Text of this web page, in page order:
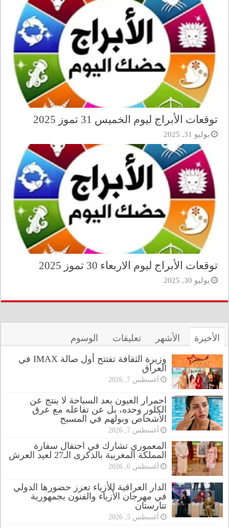
توقعات الأبراج ليوم الخميس 31 تموز 2025
يوليو 31, 2025
توقعات الأبراج ليوم الاربعاء 30 تموز 2025
يوليو 30, 2025
الأخيرة الأشهر تعليقات الوسوم
وزيرة الثقافة تفتتح أول صالة IMAX في
العراق
أغسطس 7, 2026
احمرار العيون بعد السباحة لا ينتج عن
الكلور وحده، بل عن تفاعله مع عرق
الأشخاص وبولهم في المسبح
أغسطس 7, 2026
المعموري تشارك في احتفال سفارة
المملكة المغربية بالذكرى الـ27 لعيد العرش
أغسطس 6, 2026
الدار العراقية للأزياء تعزز حضورها الدولي
في مهرجان الأزياء والفنون بجمهورية
تتارستان
أغسطس 5, 2026